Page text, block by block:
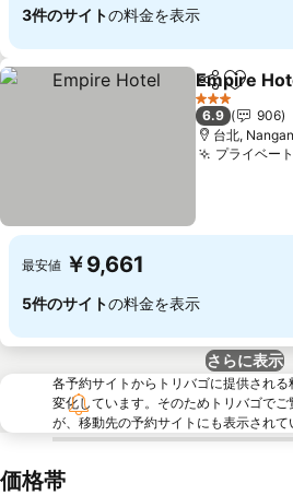
3件のサイトの料金を表示
シェアお気に
Empire
3 ホテルのランク
6.9
906
台北,
プライベー
最安値 ￥9,661
5件のサイトの料金を表示
さらに表示
各予約サイトからトリバゴに提供され
変化しています。そのためトリバゴで
が、移動先の予約サイトにも表示されて
価格帯